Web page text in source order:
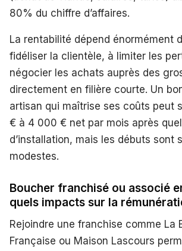
80% du chiffre d’affaires.
La rentabilité dépend énormément
fidéliser la clientèle, à limiter les
négocier les achats auprès des
directement en filière courte. Un
artisan qui maîtrise ses coûts peut
€ à 4 000 € net par mois après
d’installation, mais les débuts sont
modestes.
Boucher franchisé ou associé
quels impacts sur la
Rejoindre une franchise comme La
Française ou Maison Lascours